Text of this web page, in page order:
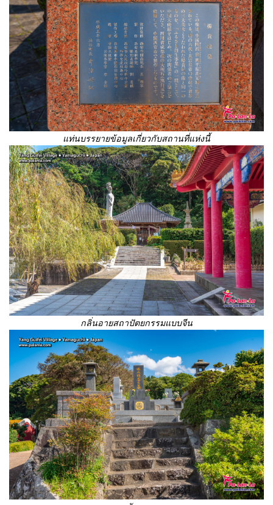
แท่นบรรยายข้อมูลเกี่ยวกับสถานที่แห่งนี้
กลิ่นอายสถาปัตยกรรมแบบจีน